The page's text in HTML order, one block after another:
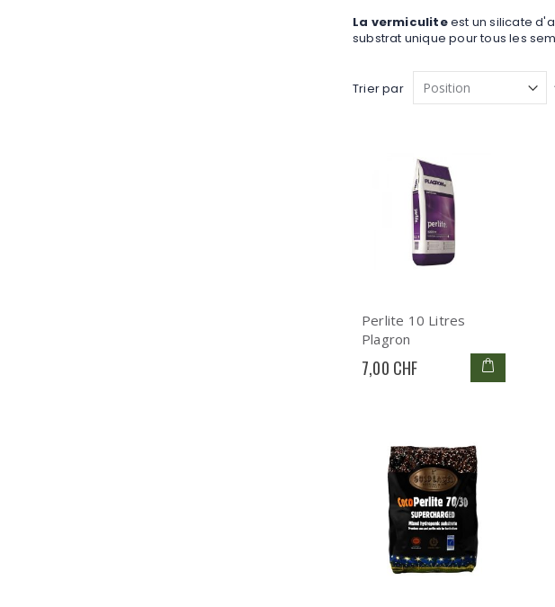
La vermiculiteest un silicate
substrat unique pour tous les
Trier par
Perlite 10 Litres
Plagron
7,00 CHF